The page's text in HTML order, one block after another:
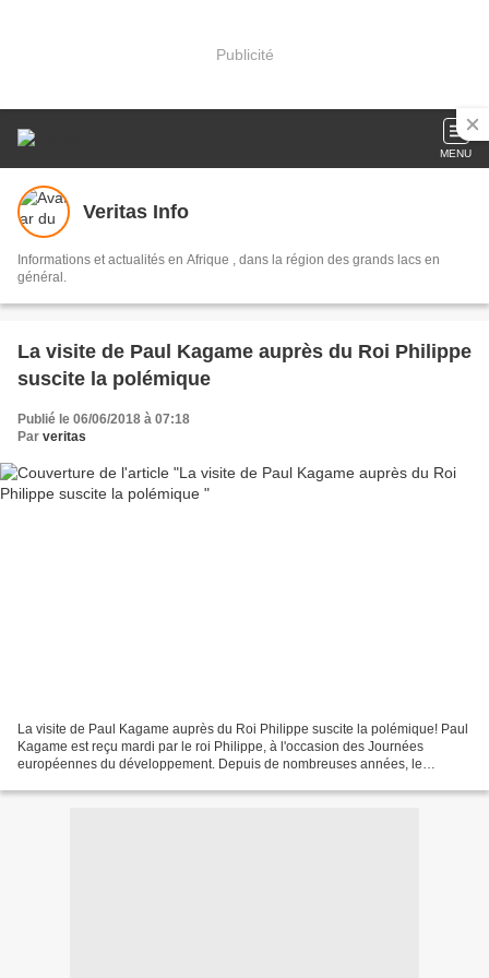
Publicité
MENU
Veritas Info
Informations et actualités en Afrique , dans la région des grands lacs en
général.
La visite de Paul Kagame auprès du Roi Philippe
suscite la polémique
Publié le 06/06/2018 à 07:18
Par veritas
La visite de Paul Kagame auprès du Roi Philippe suscite la polémique! Paul
Kagame est reçu mardi par le roi Philippe, à l'occasion des Journées
européennes du développement. Depuis de nombreuses années, le